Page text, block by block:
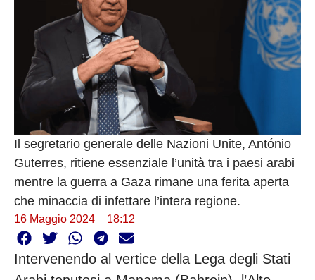
Il segretario generale delle Nazioni Unite, António
Guterres, ritiene essenziale l’unità tra i paesi arabi
mentre la guerra a Gaza rimane una ferita aperta
che minaccia di infettare l’intera regione.
16 Maggio 2024 18:12
Intervenendo al vertice della Lega degli Stati